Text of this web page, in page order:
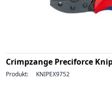
Crimpzange Preciforce
Produkt: KNIPEX9752